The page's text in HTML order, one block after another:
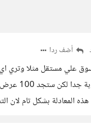
أضف ردا
علي مستقل مثلا وتري اي
هناك
المعادلة بشكل تام لان